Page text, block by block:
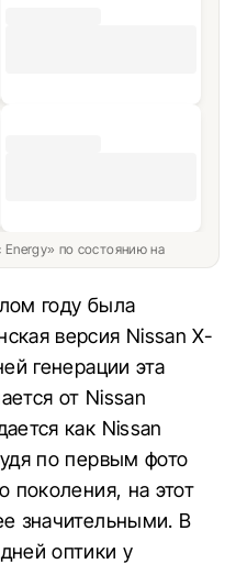
по состоянию на
году была
версия Nissan X-
генерации эта
от Nissan
как Nissan
по первым фото
поколения, на этот
значительными. В
оптики у